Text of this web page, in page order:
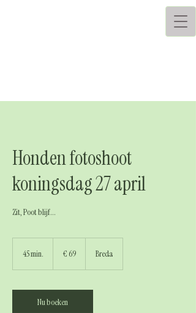
Honden fotoshoot
koningsdag 27 april
Zit, Poot blijf...
45 min.
i
n
€ 69 Breda
Nu boeken